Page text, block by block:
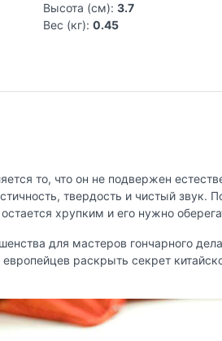
Высота (см): 3.7
Вес (кг): 0.45
то, что он не подвержен
твердость и чистый
хрупким и его нужно
для мастеров гончарного
раскрыть секрет